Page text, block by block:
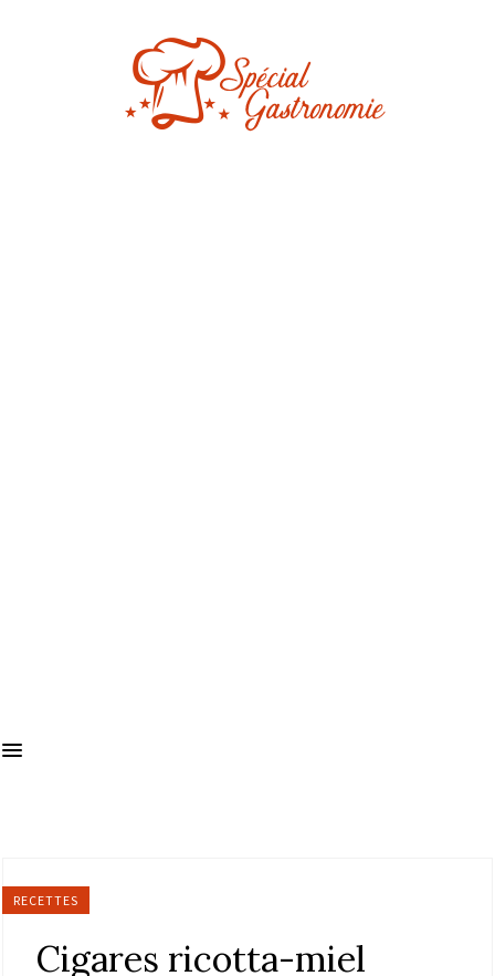
RECETTES
Cigares ricotta-miel